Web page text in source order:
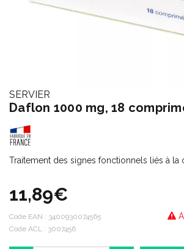
SERVIER
Daflon 1000 mg, 18
Traitement des signes fonctionnels liés à la
11,89€
Code EAN : 3400930074565
Code ACL : 3007456